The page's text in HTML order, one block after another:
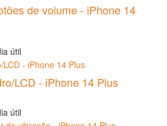
de volume - iPhone 14
útil
LCD - iPhone 14 Plus
útil